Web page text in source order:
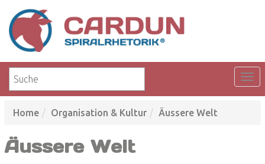
Home Organisation & Kultur Äussere Welt
Äussere Welt